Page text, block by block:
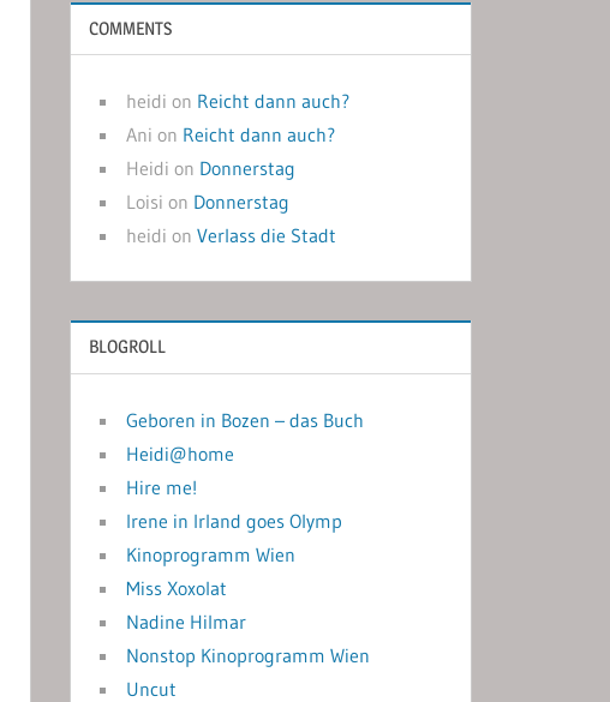
COMMENTS
heidi on Reicht dann auch?
Ani on Reicht dann auch?
Heidi on Donnerstag
Loisi on Donnerstag
heidi onVerlass die Stadt
BLOGROLL
Geboren in Bozen – das Buch
Heidi@home
Hire me!
Irene in Irland goes Olymp
Kinoprogramm Wien
Miss Xoxolat
Nadine Hilmar
Nonstop Kinoprogramm Wien
Uncut